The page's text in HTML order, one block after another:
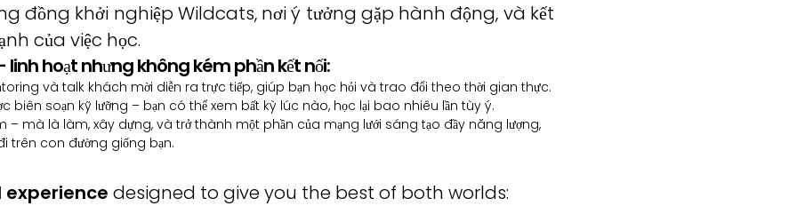
đồng khởi nghiệp Wildcats, nơi ý tưởng gặp hành động, và kết
của việc học.
linh hoạt nhưng không kém phần kết nối:
và talk khách mời diễn ra trực tiếp, giúp bạn học hỏi và trao đổi theo thời gian thực.
biên soạn kỹ lưỡng – bạn có thể xem bất kỳ lúc nào, học lại bao nhiêu lần tùy ý.
– mà là làm, xây dựng, và trở thành một phần của mạng lưới sáng tạo đầy năng lượng,
trên con đường giống bạn.
experience designed to give you the best of both worlds: